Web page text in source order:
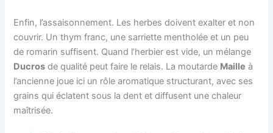
Enfin, l’assaisonnement. Les herbes doivent exalter et non
couvrir. Un thym franc, une sarriette mentholée et un peu
de romarin suffisent. Quand l’herbier est vide, un mélange
Ducros de qualité peut faire le relais. La moutarde Maille à
l’ancienne joue ici un rôle aromatique structurant, avec ses
grains qui éclatent sous la dent et diffusent une chaleur
maîtrisée.